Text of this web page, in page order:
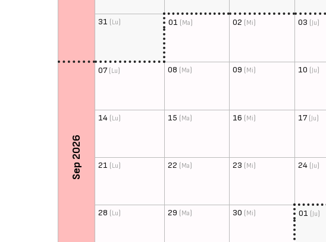
31 (Lu) 01 (Ma) 02 (Mi) 03 (Ju)
Sep 2026
07(Lu) 08 (Ma) 09 (Mi) 10 (Ju)
14 (Lu) 15 (Ma) 16 (Mi) 17(Ju)
21 (Lu) 22 (Ma) 23 (Mi) 24 (Ju)
28 (Lu) 29 (Ma) 30 (Mi) 01 (Ju)